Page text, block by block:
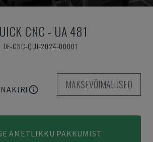
CNC - UA 481
DE-CNC-QUI-2024-00001
MAKSEVÕIMALUSED
AMETLIKKU PAKKUMIST